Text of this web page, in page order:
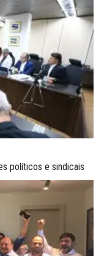
políticos e sindicais